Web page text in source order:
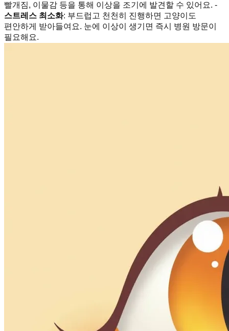
빨개짐, 이물감 등을 통해 이상을 조기에 발견할 수 있어요. -
스트레스 최소화: 부드럽고 천천히 진행하면 고양이도
편안하게 받아들여요. 눈에 이상이 생기면 즉시 병원 방문이
필요해요.